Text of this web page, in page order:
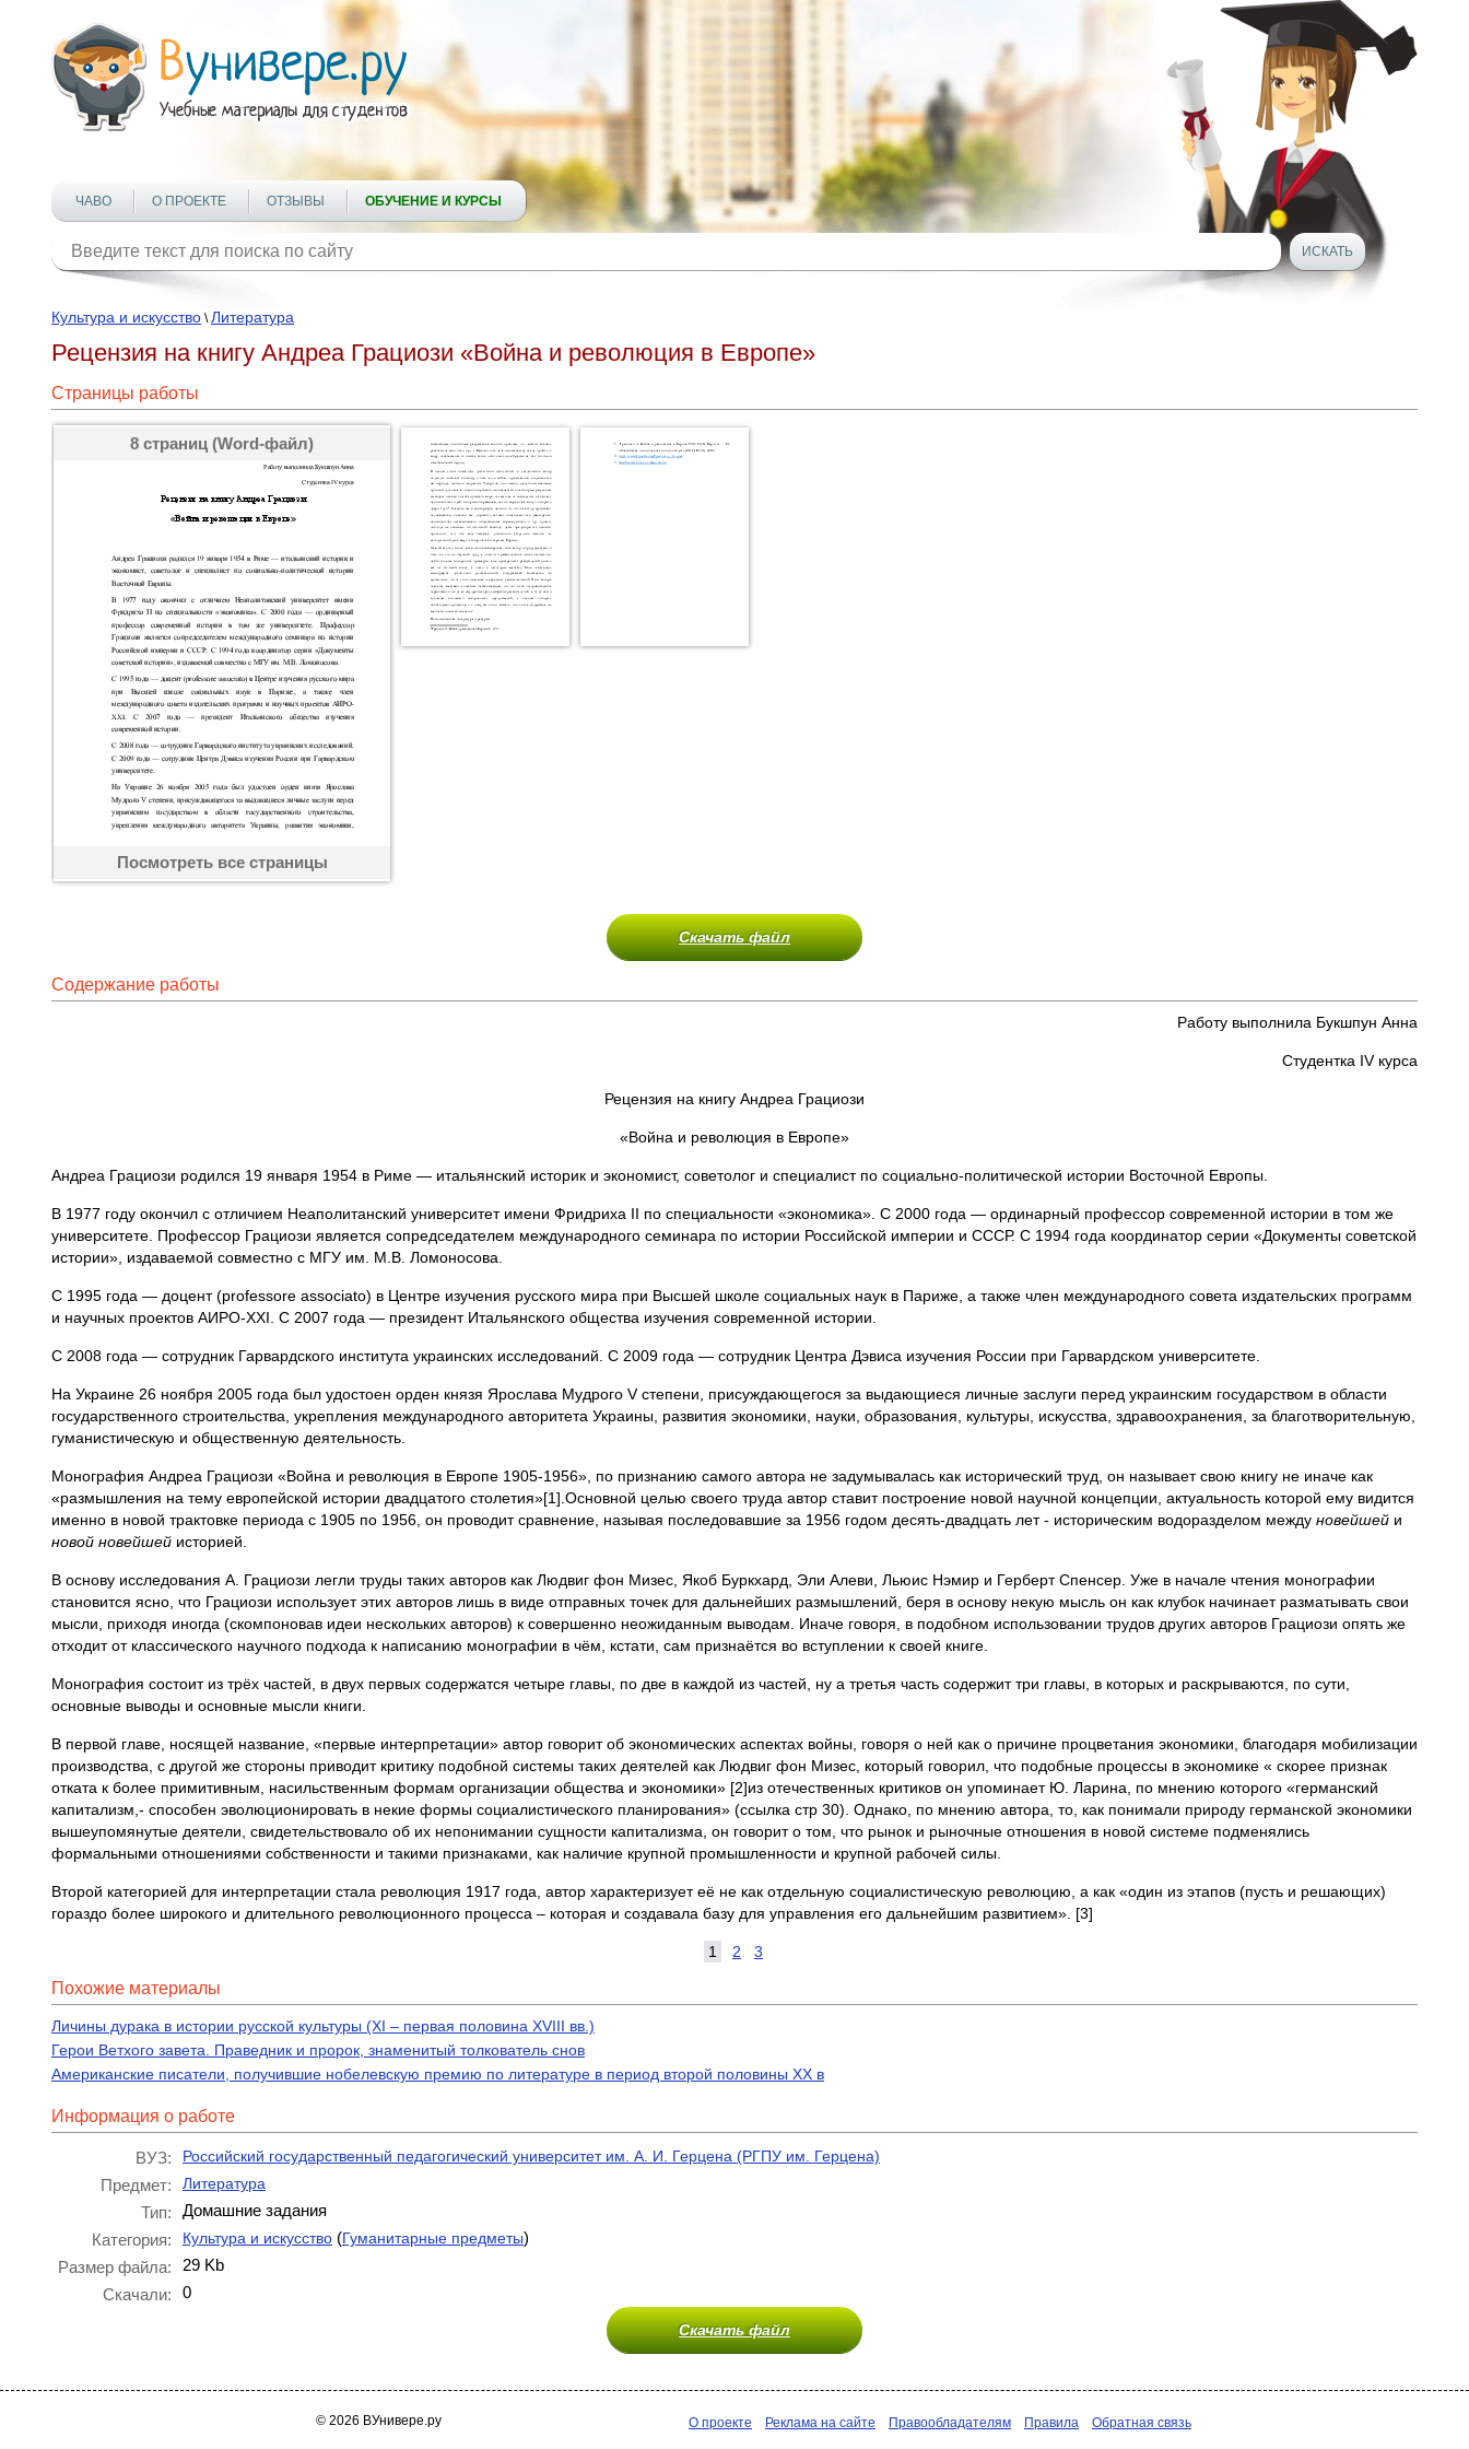
ЧАВО О ПРОЕКТЕ ОТЗЫВЫ ОБУЧЕНИЕ И КУРСЫ
Культура и искусство \Литература
Рецензия на книгу Андреа Грациози «Война и революция в Европе»
Страницы работы
8 страниц (Word-файл)
Посмотреть все страницы
Скачать файл
Содержание работы
Работу выполнила Букшпун Анна
Студентка IV курса
Рецензия на книгу Андреа Грациози
«Война и революция в Европе»
Андреа Грациози родился 19 января 1954 в Риме — итальянский историк и экономист, советолог и специалист по социально-политической истории Восточной Европы.
В 1977 году окончил с отличием Неаполитанский университет имени Фридриха II по специальности «экономика». С 2000 года — ординарный профессор современной истории в том же
университете. Профессор Грациози является сопредседателем международного семинара по истории Российской империи и СССР. С 1994 года координатор серии «Документы советской
истории», издаваемой совместно с МГУ им. М.В. Ломоносова.
С 1995 года — доцент (professore associato) в Центре изучения русского мира при Высшей школе социальных наук в Париже, а также член международного совета издательских программ
и научных проектов АИРО-XXI. С 2007 года — президент Итальянского общества изучения современной истории.
С 2008 года — сотрудник Гарвардского института украинских исследований. С 2009 года — сотрудник Центра Дэвиса изучения России при Гарвардском университете.
На Украине 26 ноября 2005 года был удостоен орден князя Ярослава Мудрого V степени, присуждающегося за выдающиеся личные заслуги перед украинским государством в области
государственного строительства, укрепления международного авторитета Украины, развития экономики, науки, образования, культуры, искусства, здравоохранения, за благотворительную,
гуманистическую и общественную деятельность.
Монография Андреа Грациози «Война и революция в Европе 1905-1956», по признанию самого автора не задумывалась как исторический труд, он называет свою книгу не иначе как
«размышления на тему европейской истории двадцатого столетия»[1].Основной целью своего труда автор ставит построение новой научной концепции, актуальность которой ему видится
именно в новой трактовке периода с 1905 по 1956, он проводит сравнение, называя последовавшие за 1956 годом десять-двадцать лет - историческим водоразделом между новейшей и
новой новейшей историей.
В основу исследования А. Грациози легли труды таких авторов как Людвиг фон Мизес, Якоб Буркхард, Эли Алеви, Льюис Нэмир и Герберт Спенсер. Уже в начале чтения монографии
становится ясно, что Грациози использует этих авторов лишь в виде отправных точек для дальнейших размышлений, беря в основу некую мысль он как клубок начинает разматывать свои
мысли, приходя иногда (скомпоновав идеи нескольких авторов) к совершенно неожиданным выводам. Иначе говоря, в подобном использовании трудов других авторов Грациози опять же
отходит от классического научного подхода к написанию монографии в чём, кстати, сам признаётся во вступлении к своей книге.
Монография состоит из трёх частей, в двух первых содержатся четыре главы, по две в каждой из частей, ну а третья часть содержит три главы, в которых и раскрываются, по сути,
основные выводы и основные мысли книги.
В первой главе, носящей название, «первые интерпретации» автор говорит об экономических аспектах войны, говоря о ней как о причине процветания экономики, благодаря мобилизации
производства, с другой же стороны приводит критику подобной системы таких деятелей как Людвиг фон Мизес, который говорил, что подобные процессы в экономике « скорее признак
отката к более примитивным, насильственным формам организации общества и экономики» [2]из отечественных критиков он упоминает Ю. Ларина, по мнению которого «германский
капитализм,- способен эволюционировать в некие формы социалистического планирования» (ссылка стр 30). Однако, по мнению автора, то, как понимали природу германской экономики
вышеупомянутые деятели, свидетельствовало об их непонимании сущности капитализма, он говорит о том, что рынок и рыночные отношения в новой системе подменялись
формальными отношениями собственности и такими признаками, как наличие крупной промышленности и крупной рабочей силы.
Второй категорией для интерпретации стала революция 1917 года, автор характеризует её не как отдельную социалистическую революцию, а как «один из этапов (пусть и решающих)
гораздо более широкого и длительного революционного процесса – которая и создавала базу для управления его дальнейшим развитием». [3]
1 2 3
Похожие материалы
Личины дурака в истории русской культуры (XI – первая половина XVIII вв.)
Герои Ветхого завета. Праведник и пророк, знаменитый толкователь снов
Американские писатели, получившие нобелевскую премию по литературе в период второй половины XX в
Информация о работе
ВУЗ: Российский государственный педагогический университет им. А. И. Герцена (РГПУ им. Герцена)
Предмет: Литература
Тип:
Домашние задания
Категория:
Культура и искусство (Гуманитарные предметы)
Размер файла:
29 Kb
Скачали:
0
Скачать файл
© 2026 ВУнивере.ру О проекте Реклама на сайте Правообладателям Правила Обратная связь